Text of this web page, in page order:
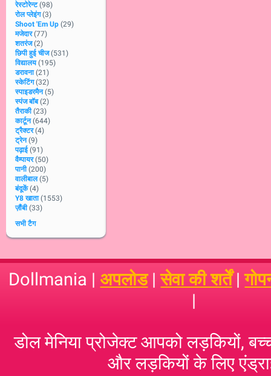
रेस्टोरेन्ट (98)
रोल प्लेइंग (3)
Shoot 'Em Up (29)
मजेदार (77)
शतरंज (2)
छिपी हुई चीज (531)
विद्यालय (195)
डरावना (21)
स्केटिंग (32)
स्पाइडरमैन (5)
स्पंज बॉब (2)
तैराकी (23)
कार्टून (644)
ट्रैक्टर (4)
ट्रेन (9)
पढ़ाई (91)
वैम्पायर (50)
पानी (200)
वालीबाल (5)
बंदूकें (4)
Y8 खाता (1553)
ज़ौंबी (33)
सभी टैग
Dollmania | अपलोड|सेवा की शर्तें|
|
डोल मेनिया प्रोजेक्ट आपको लड़कियों,
और लड़कियों के लिए